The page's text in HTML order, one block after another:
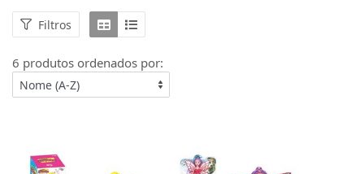
Filtros
6 produtos ordenados por: